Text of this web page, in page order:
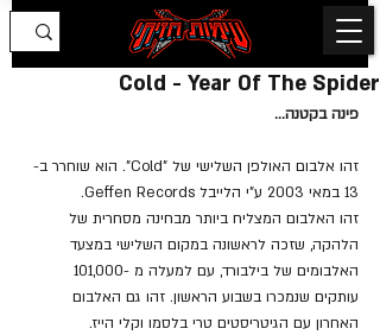
Cold - Year Of The Spider
פינה בקטנה...
זהו אלבום האולפן השלישי של "Cold". הוא שוחרר ב-
13 במאי 2003 ע"י הלייבל Geffen Records.
זהו האלבום המצליח ביותר מבחינה מסחרית של
הלהקה, שזכה לראשונה במקום השלישי במצעד
עותקים שנמכרו בשבוע הראשון. זהו גם האלבום
האחרון עם הגיטריסטים טרי בלסמו וקלי הייז.